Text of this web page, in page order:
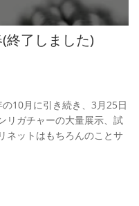
(終了しました)
10月に引き続き、3月25日
リガチャーの大量展示、試
ネットはもちろんのことサ